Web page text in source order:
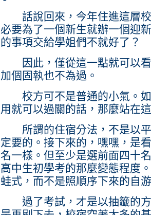
話說回來，今年住進這層校
必要為了一個新生就辦一個迎
的事項交給學姐們不就好了？
因此，僅從這一點就可以看
加個固執也不為過。
校方可不是普通的小氣。如
用就可以過關的話，那麼站在
所謂的住宿分法，不是以平
定要的。接下來的，嘿嘿，是
名一樣。但至少是選前面四十
高中生初學考的那麼變態程度
蛙式，而不是照順序下來的自
過了考試，才是以抽籤的方